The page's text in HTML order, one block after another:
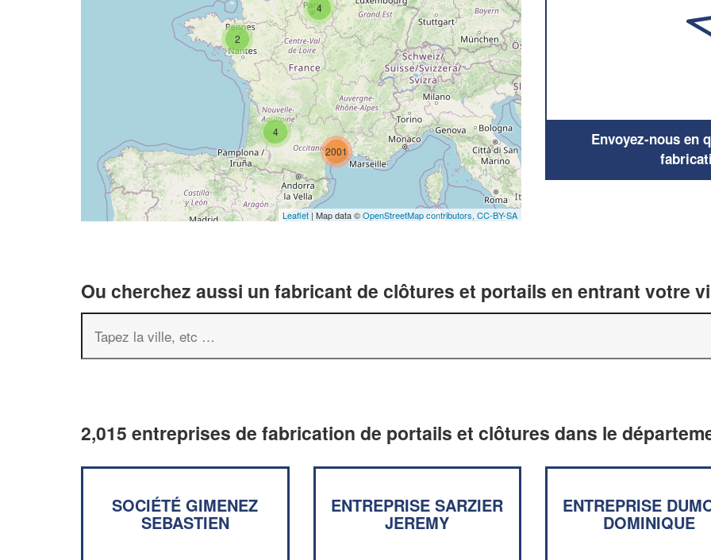
2
4
4
2001
Leaflet | Map data ©OpenStreetMap contributors, CC-BY-SA
Envoyez-nous en
Ou cherchez aussi un fabricant de clôtures et portails en entrant votre
2,015 entreprises de fabrication de portails et clôtures dans le
SOCIÉTÉ GIMENEZ
SEBASTIEN
ENTREPRISE SARZIER
JEREMY
ENTREPRISE
DOMINIQUE